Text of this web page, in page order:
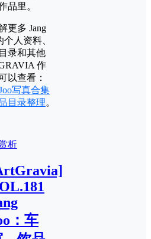
品里。
更多 Jang
个人资料、
录和其他
作
以查看：
写真合集
目录整理。
析
：车